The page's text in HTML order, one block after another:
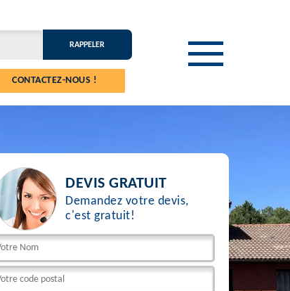
CONTACTEZ-NOUS !
DEVIS GRATUIT
Demandez votre devis,
c'est gratuit!